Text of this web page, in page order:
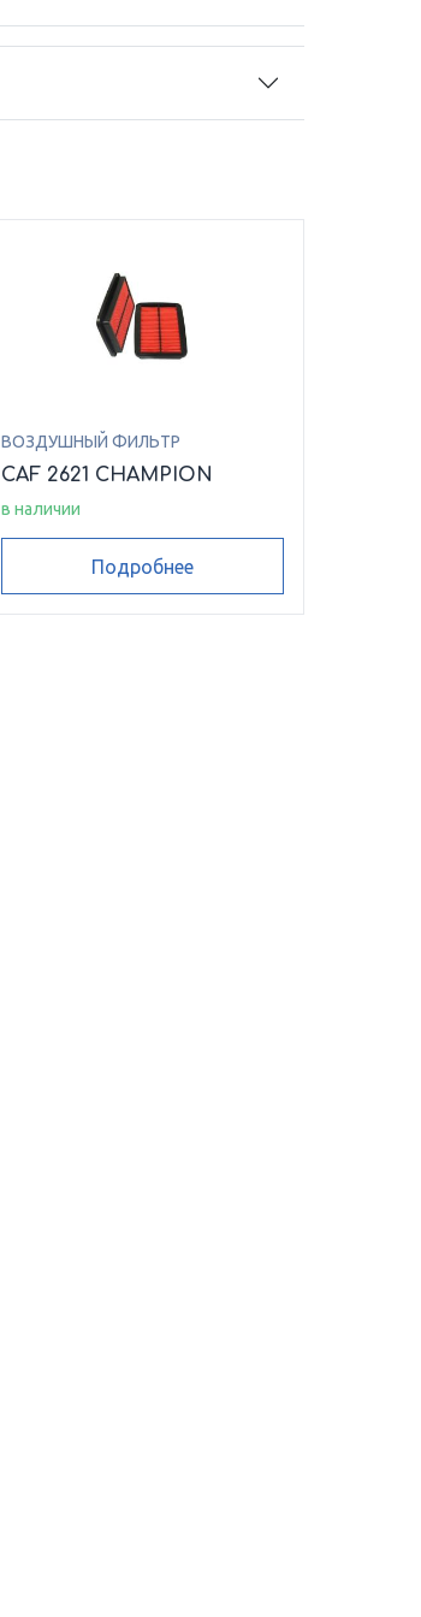
ВОЗДУШНЫЙ ФИЛЬТР
CAF 2621 CHAMPION
в наличии
Подробнее